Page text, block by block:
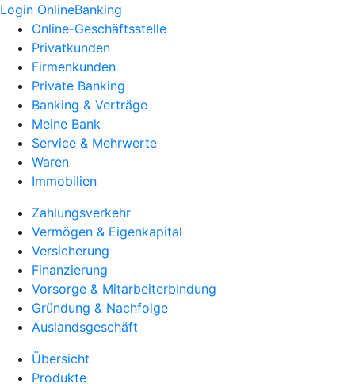
Login OnlineBanking
Online-Geschäftsstelle
Privatkunden
Firmenkunden
Private Banking
Banking & Verträge
Meine Bank
Service & Mehrwerte
Waren
Immobilien
Zahlungsverkehr
Vermögen & Eigenkapital
Versicherung
Finanzierung
Vorsorge & Mitarbeiterbindung
Gründung & Nachfolge
Auslandsgeschäft
Übersicht
Produkte